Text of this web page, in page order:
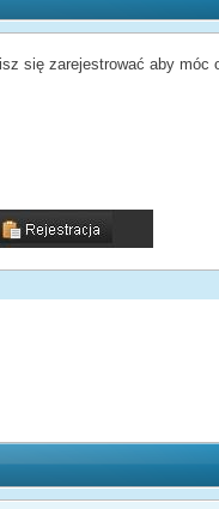
się zarejestrować aby